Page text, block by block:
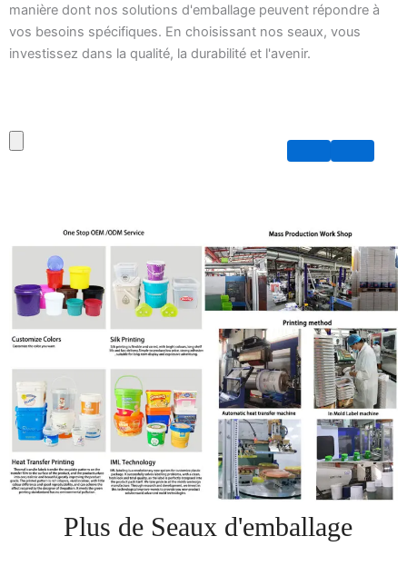
manière dont nos solutions d'emballage peuvent répondre à
vos besoins spécifiques. En choisissant nos seaux, vous
investissez dans la qualité, la durabilité et l'avenir.
Plus de Seaux d'emballage